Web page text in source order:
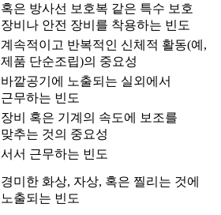
혹은 방사선 보호복 같은 특수 보호
장비나 안전 장비를 착용하는 빈도
계속적이고 반복적인 신체적 활동(예,
제품 단순조립)의 중요성
바깥공기에 노출되는 실외에서
근무하는 빈도
장비 혹은 기계의 속도에 보조를
맞추는 것의 중요성
서서 근무하는 빈도
경미한 화상, 자상, 혹은 찔리는 것에
노출되는 빈도